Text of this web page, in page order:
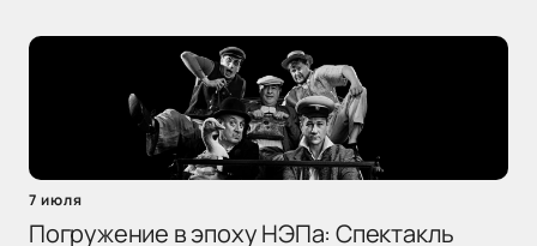
7 июля
Погружение в эпоху НЭПа: Спектакль